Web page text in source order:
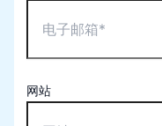
网站